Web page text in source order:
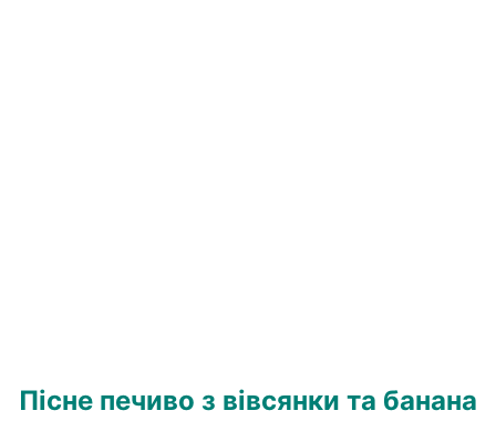
Пісне печиво з вівсянки та банана